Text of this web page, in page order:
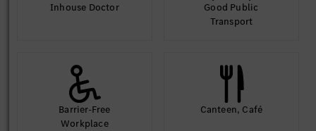
Inhouse Doctor
Good Public
Transport
Barrier-Free
Workplace
Canteen, Café